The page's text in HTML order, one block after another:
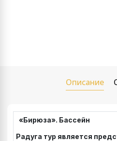
Описание
«Бирюза». Бассейн
Радуга тур является